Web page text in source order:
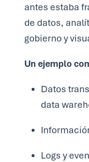
antes estaba
de datos,
gobierno y
Un ejemplo
Datos
data
Logs y